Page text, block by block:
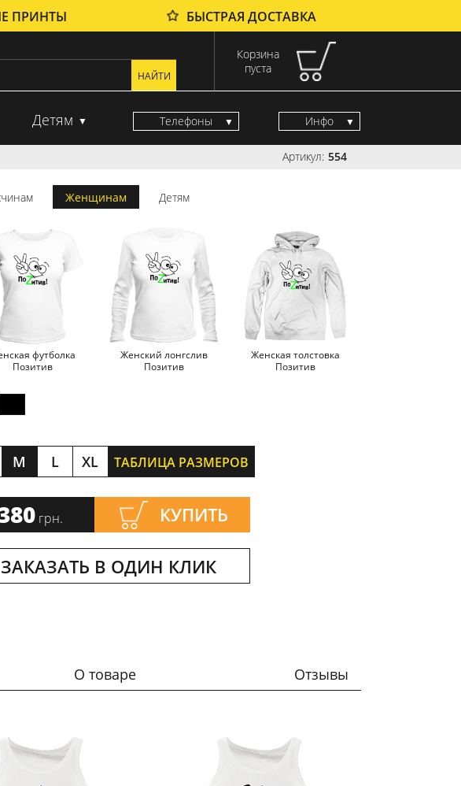
ПРИНТЫ БЫСТРАЯ ДОСТАВКА
Корзина
пуста
Детям Телефоны Инфо
Артикул: 554
Женщинам Детям
футболка
Позитив
Женский лонгслив
Позитив
Женская толстовка
Позитив
M L XL ТАБЛИЦА РАЗМЕРОВ
грн. КУПИТЬ
ЗАКАЗАТЬ В ОДИН КЛИК
О товаре Отзывы